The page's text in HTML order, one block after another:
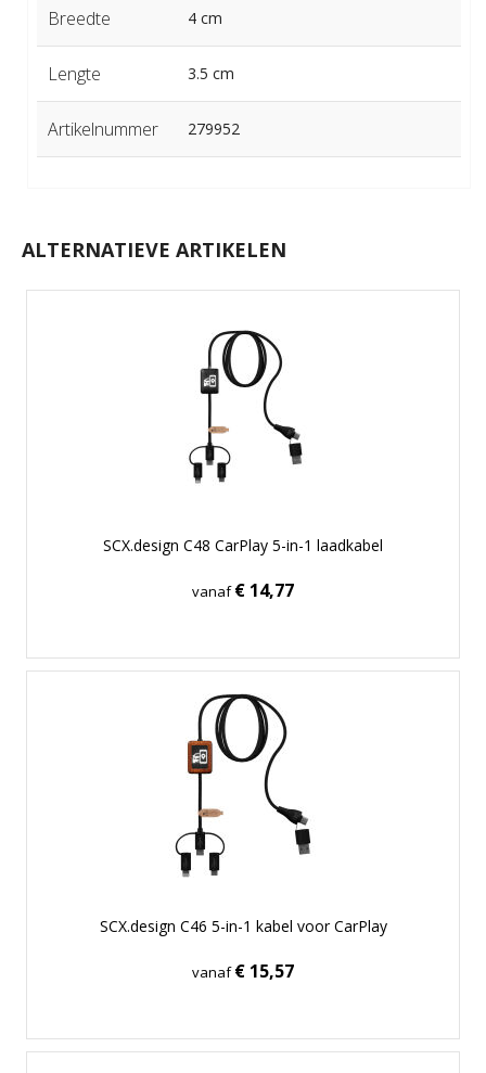
Breedte 4 cm
Lengte 3.5 cm
Artikelnummer 279952
ALTERNATIEVE ARTIKELEN
SCX.design C48 CarPlay 5-in-1 laadkabel
vanaf€ 14,77
SCX.design C46 5-in-1 kabel voor CarPlay
vanaf€ 15,57